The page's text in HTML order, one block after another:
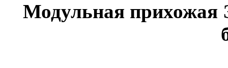
Модульная прихожая